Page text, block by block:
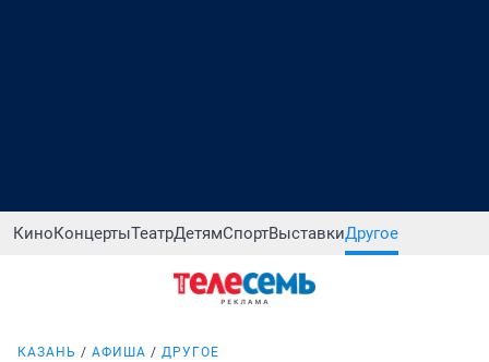
КиноКонцертыТеатрДетямСпортВыставкиДругое
КАЗАНЬ АФИША ДРУГОЕ